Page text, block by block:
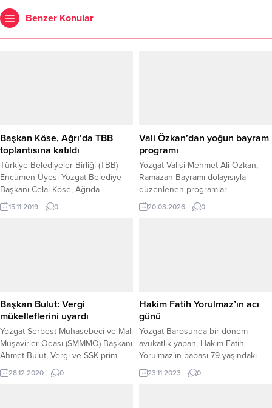
Benzer Konular
Başkan Köse, Ağrı’da TBB
toplantısına katıldı
Türkiye Belediyeler Birliği (TBB)
Encümen Üyesi Yozgat Belediye
Başkanı Celal Köse, Ağrıda
düzenlenen TBB toplantısına
katıldı.
15.11.2019 0
Vali Özkan’dan yoğun bayram
programı
Yozgat Valisi Mehmet Ali Özkan,
Ramazan Bayramı dolayısıyla
düzenlenen programlar
kapsamında gün boyunca çeşitli
ziyaretler gerçekleştirerek
Konutu’nda ağırladı. Çocuklarla
yakından ilgilenen Vali Özkan,...
20.03.2026 0
Başkan Bulut: Vergi
mükelleflerini uyardı
Yozgat Serbest Muhasebeci ve Mali
Müşavirler Odası (SMMMO) Başkanı
Ahmet Bulut, Vergi ve SSK prim
borçlarında yapılandırma
Başvurusu ve 2021 Yılına ait
28.12.2020 0
Hakim Fatih Yorulmaz’ın acı
günü
Yozgat Barosunda bir dönem
avukatlık yapan, Hakim Fatih
Yorulmaz’ın babası 79 yaşındaki
Bekir Yorulmaz hayatını kaybetti.
23.11.2023 0